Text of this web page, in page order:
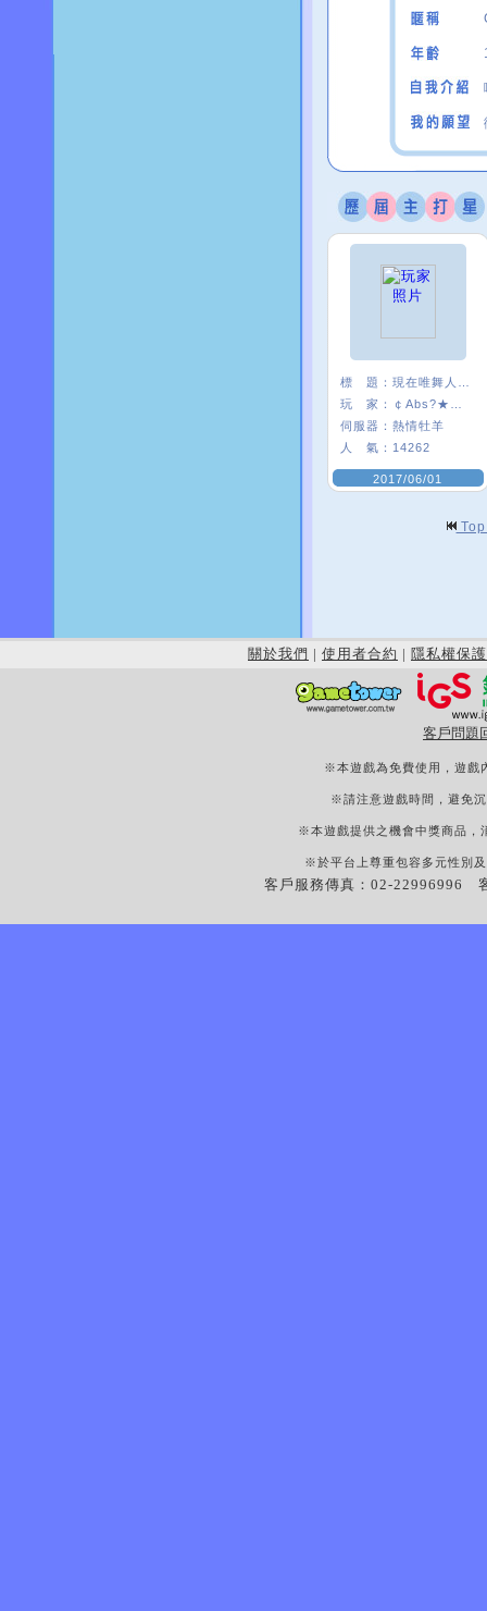
標 題：
玩 家：
伺服器： 熱情牡羊
人 氣： 14262
2017/06/01
關於我們 | 使用者合約 | 隱私權保護
客戶問題
※本遊戲為免費使用，遊戲
※請注意遊戲時間，避免
※本遊戲提供之機會中獎商品，
※於平台上尊重包容多元性別
客戶服務傳真：02-22996996